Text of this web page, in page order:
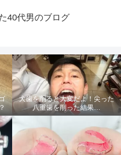
40代男のブログ
犬歯を削ると大変だよ！尖った
八重歯を削った結果…